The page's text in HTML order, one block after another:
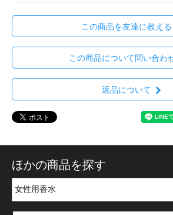
この商品を友達に教える
この商品について問い合わ
返品について
ほかの商品を探す